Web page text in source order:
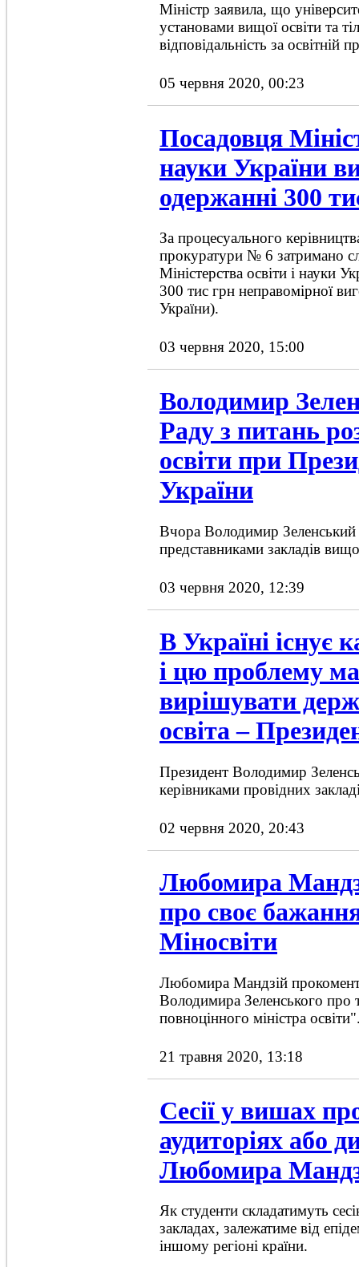
Міністр заявила, що
установами вищої освіти та
відповідальність за освітній
05 червня 2020, 00:23
Посадовця
науки України
одержанні 300
За процесуального
прокуратури № 6 затримано
Міністерства освіти і науки
300 тис грн неправомірної
України).
03 червня 2020, 15:00
Володимир
Раду з питань
освіти при
України
Вчора Володимир Зеленський
представниками закладів
03 червня 2020, 12:39
В Україні існує
і цю проблему
вирішувати
освіта –
Президент Володимир
керівниками провідних
02 червня 2020, 20:43
Любомира
про своє
Міносвіти
Любомира Мандзій
Володимира Зеленського про
повноцінного міністра
21 травня 2020, 13:18
Сесії у вишах
аудиторіях або
Любомира
Як студенти складатимуть
закладах, залежатиме від
іншому регіоні країни.